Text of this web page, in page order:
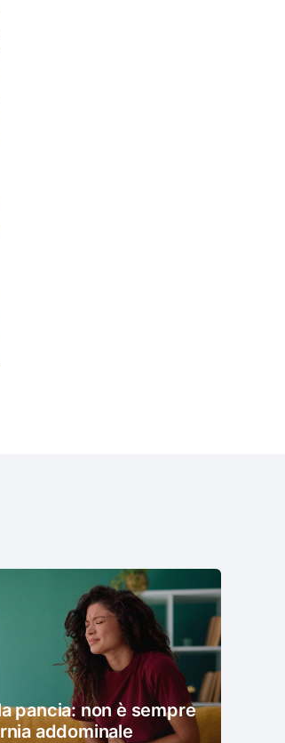
pancia: non è sempre
addominale